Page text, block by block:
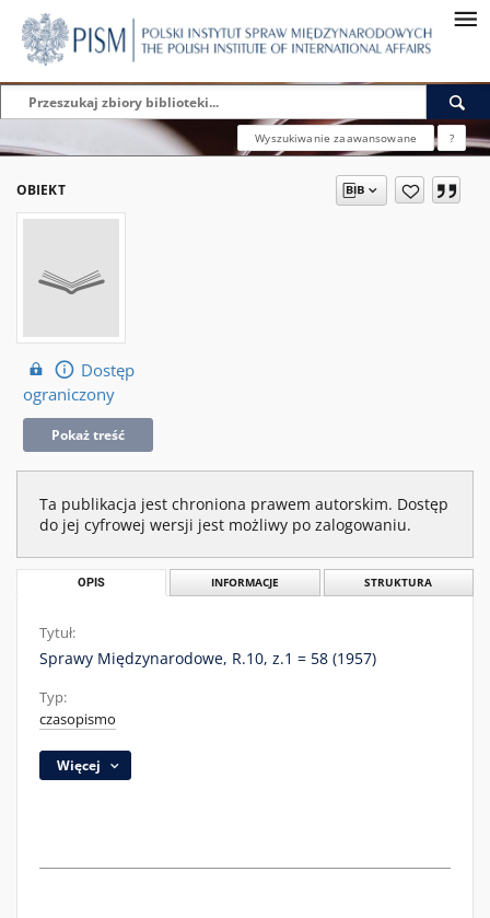
Wyszukiwanie zaawansowane ?
OBIEKT
Dostęp
ograniczony
Pokaż treść
Ta publikacja jest chroniona prawem autorskim. Dostęp
do jej cyfrowej wersji jest możliwy po zalogowaniu.
OPIS INFORMACJE STRUKTURA
Tytuł:
Sprawy Międzynarodowe, R.10, z.1 = 58 (1957)
Typ:
czasopismo
Więcej